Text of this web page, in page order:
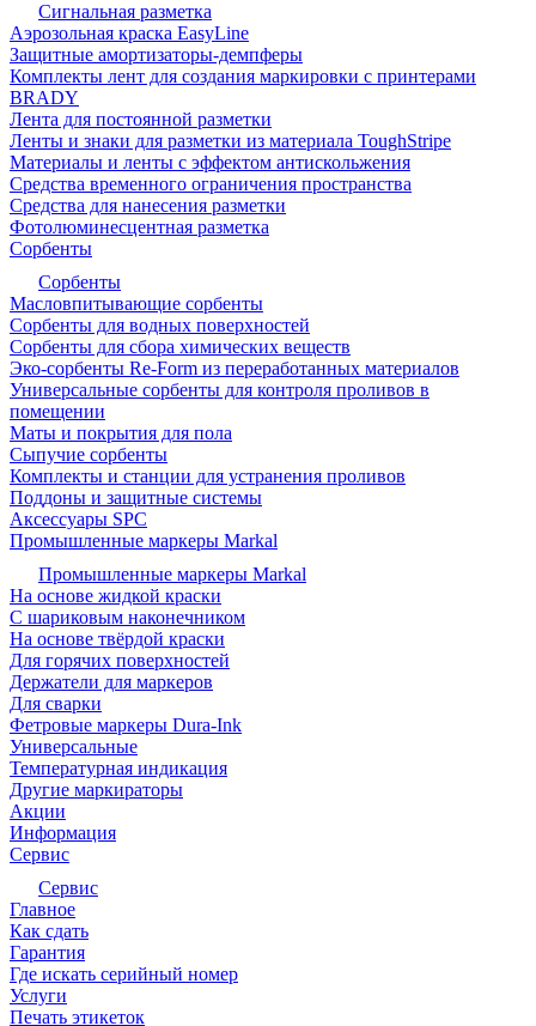
Сигнальная разметка
Аэрозольная краска EasyLine
Защитные амортизаторы-демпферы
Комплекты лент для создания маркировки с принтерами
BRADY
Лента для постоянной разметки
Ленты и знаки для разметки из материала ToughStripe
Материалы и ленты с эффектом антискольжения
Средства временного ограничения пространства
Средства для нанесения разметки
Фотолюминесцентная разметка
Сорбенты
Сорбенты
Масловпитывающие сорбенты
Сорбенты для водных поверхностей
Сорбенты для сбора химических веществ
Эко-сорбенты Re-Form из переработанных материалов
Универсальные сорбенты для контроля проливов в
помещении
Маты и покрытия для пола
Сыпучие сорбенты
Комплекты и станции для устранения проливов
Поддоны и защитные системы
Аксессуары SPC
Промышленные маркеры Markal
Промышленные маркеры Markal
На основе жидкой краски
С шариковым наконечником
На основе твёрдой краски
Для горячих поверхностей
Держатели для маркеров
Для сварки
Фетровые маркеры Dura-Ink
Универсальные
Температурная индикация
Другие маркираторы
Акции
Информация
Сервис
Сервис
Главное
Как сдать
Гарантия
Где искать серийный номер
Услуги
Печать этикеток